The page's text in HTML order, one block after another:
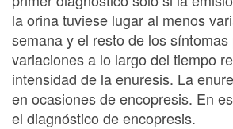
la orina tuviese lugar al menos
semana y el resto de los síntomas
variaciones a lo largo del tiempo
intensidad de la enuresis. La
en ocasiones de encopresis. En
el diagnóstico de encopresis.